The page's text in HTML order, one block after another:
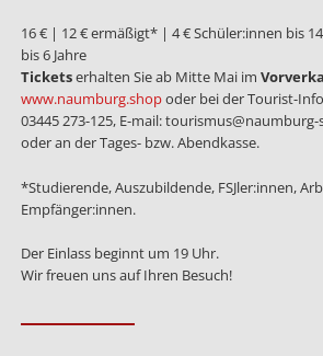
16 € | 12 € ermäßigt* | 4 € Schüler:innen bis
bis 6 Jahre
Ticketserhalten Sie ab Mitte Mai im
www.naumburg.shopoder bei der Tourist-
03445 273-125, E-mail:
oder an der Tages- bzw. Abendkasse.
*Studierende, Auszubildende, FSJler:innen,
Empfänger:innen.
Der Einlass beginnt um 19 Uhr.
Wir freuen uns auf Ihren Besuch!